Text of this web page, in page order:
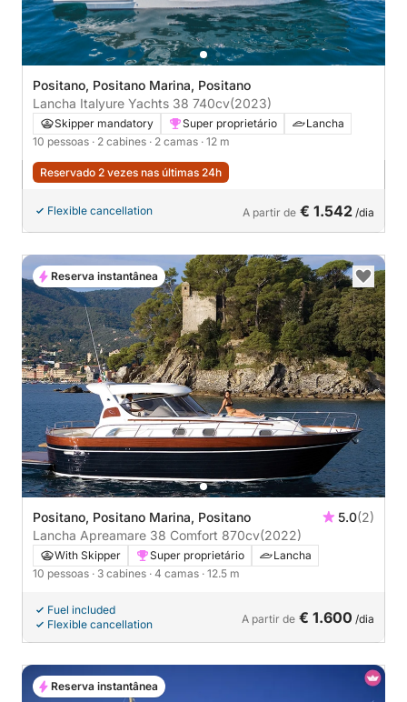
Positano, Positano Marina, Positano
Lancha Italyure Yachts 38 740cv(2023)
Skipper mandatory Super proprietário
Lancha
10 pessoas · 2 cabines · 2 camas · 12 m
Reservado 2 vezes nas últimas 24h
Flexible cancellation A partir de € 1.542 /dia
Positano, Positano Marina, Positano 5.0(2)
Lancha Apreamare 38 Comfort 870cv(2022)
With Skipper Super proprietário
Lancha
10 pessoas · 3 cabines · 4 camas · 12.5 m
Fuel included
Flexible cancellation
A partir de € 1.600 /dia
Reserva instantânea
Reserva instantânea